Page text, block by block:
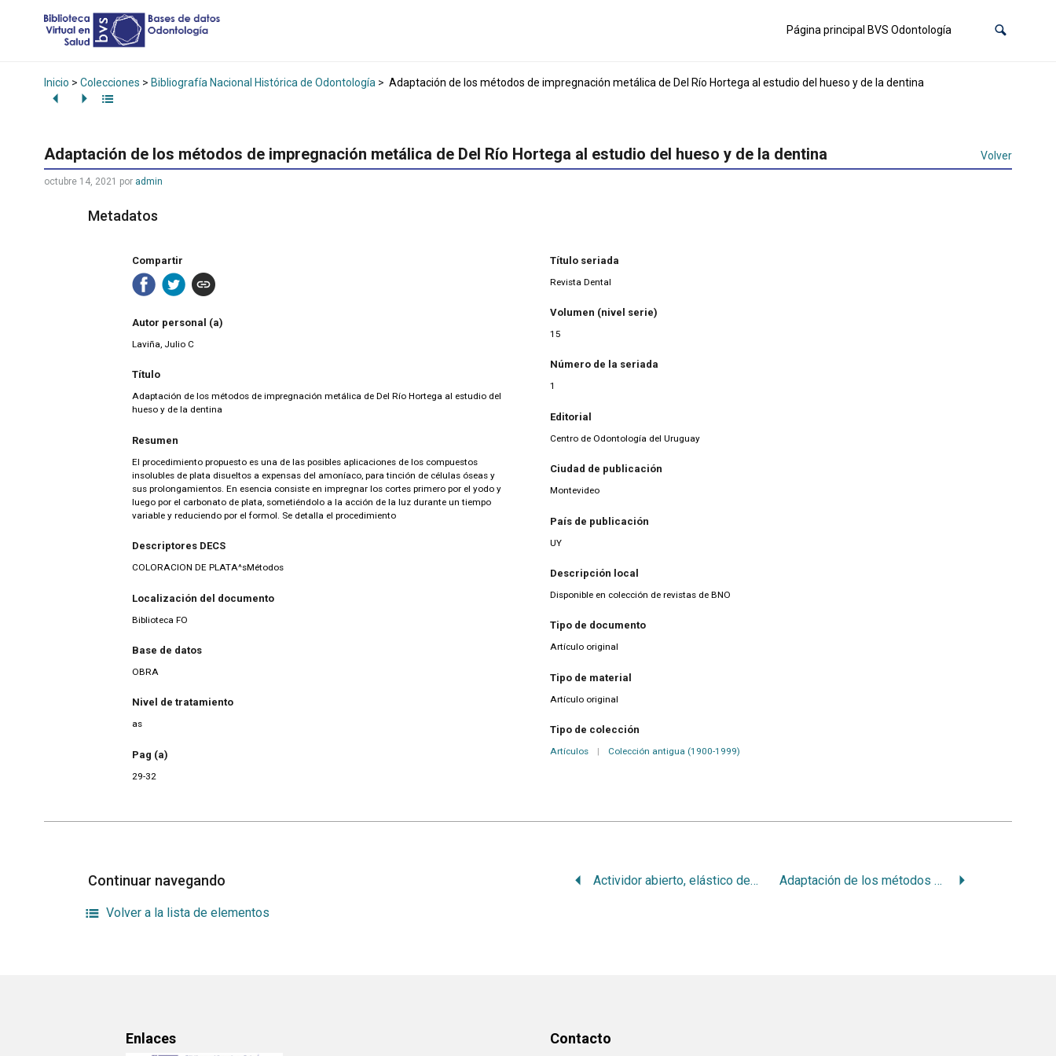
Página principal BVS Odontología
Inicio > Colecciones > Bibliografía Nacional Histórica de Odontología > Adaptación de los métodos de impregnación metálica de Del Río Hortega al estudio del hueso y de la dentina
Adaptación de los métodos de impregnación metálica de Del Río Hortega al estudio del hueso y de la dentina Volver
octubre 14, 2021 por admin
Metadatos
Compartir
Autor personal (a)
Laviña, Julio C
Título
Adaptación de los métodos de impregnación metálica de Del Río Hortega al estudio del
hueso y de la dentina
Resumen
El procedimiento propuesto es una de las posibles aplicaciones de los compuestos
insolubles de plata disueltos a expensas del amoníaco, para tinción de células óseas y
sus prolongamientos. En esencia consiste en impregnar los cortes primero por el yodo y
luego por el carbonato de plata, sometiéndolo a la acción de la luz durante un tiempo
variable y reduciendo por el formol. Se detalla el procedimiento
Descriptores DECS
COLORACION DE PLATA^sMétodos
Localización del documento
Biblioteca FO
Base de datos
OBRA
Nivel de tratamiento
as
Pag (a)
29-32
Título seriada
Revista Dental
Volumen (nivel serie)
15
Número de la seriada
1
Editorial
Centro de Odontología del Uruguay
Ciudad de publicación
Montevideo
País de publicación
UY
Descripción local
Disponible en colección de revistas de BNO
Tipo de documento
Artículo original
Tipo de material
Artículo original
Tipo de colección
Artículos | Colección antigua (1900-1999)
Continuar navegando Actividor abierto, elástico de Klammt: sus requisitos Adaptación de los métodos de impregnación metálica de del Río Hortega al estudio del hueso y de la dentina
Volver a la lista de elementos
Enlaces Contacto